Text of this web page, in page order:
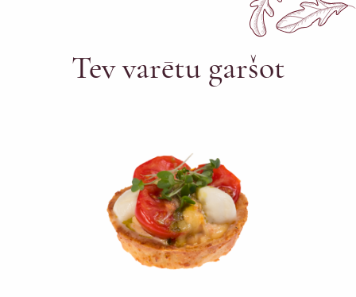
Tev varētu garšot